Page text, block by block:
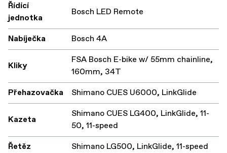
Řídící
jednotka
Bosch LED Remote
Nabíječka Bosch 4A
Kliky
FSA Bosch E-bike w/ 55mm chainline,
160mm, 34T
Přehazovačka
Shimano CUES U6000, LinkGlide
Kazeta
Shimano CUES LG400, LinkGlide, 11-
50, 11-speed
Řetěz
Shimano LG500, LinkGlide, 11-speed